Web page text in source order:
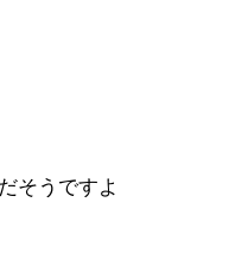
そうですよ